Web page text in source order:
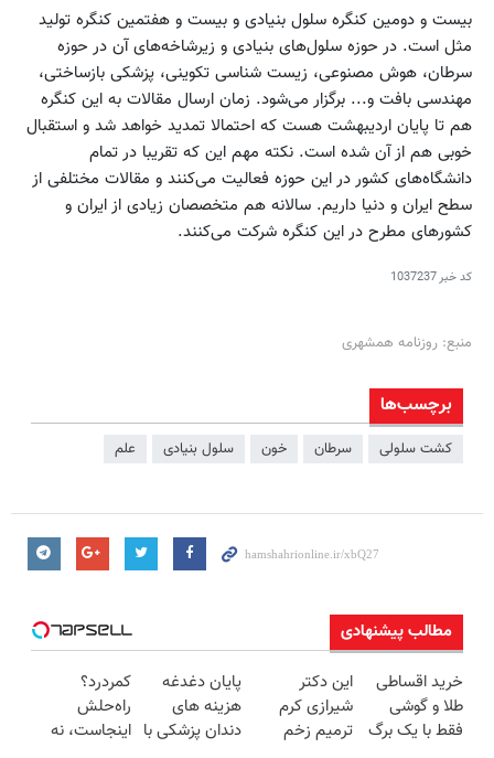
بیست و دومین کنگره سلول بنیادی و بیست و هفتمین کنگره تولید
مثل است. در حوزه سلول‌های بنیادی و زیرشاخه‌های آن در حوزه
سرطان، هوش مصنوعی، زیست شناسی تکوینی، پزشکی بازساختی،
مهندسی بافت و... برگزار می‌شود. زمان ارسال مقالات به این کنگره
هم تا پایان اردیبهشت هست که احتمالا تمدید خواهد شد و استقبال
خوبی هم از آن شده است. نکته مهم این که تقریبا در تمام
دانشگاه‌های کشور در این حوزه فعالیت می‌کنند و مقالات مختلفی از
سطح ایران و دنیا داریم. سالانه هم متخصصان زیادی از ایران و
کشورهای مطرح در این کنگره شرکت می‌کنند.
کد خبر1037237
منبع: روزنامه همشهری
برچسب‌ها
کشت سلولی سرطان خون سلول بنیادی علم
مطالب پیشنهادی
خرید اقساطی
طلا و گوشی
فقط با یک برگ
این دکتر
شیرازی کرم
ترمیم زخم
پایان دغدغه
هزینه های
دندان پزشکی با
کمردرد؟
راه‌حلش
اینجاست، نه